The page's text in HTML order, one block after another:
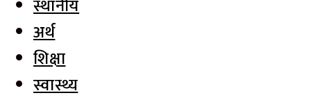
स्थानीय
अर्थ
शिक्षा
स्वास्थ्य